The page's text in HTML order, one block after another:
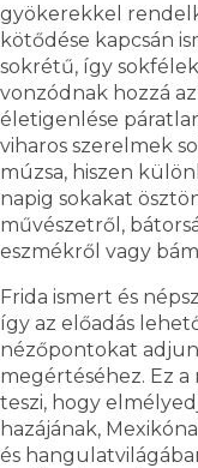
gyökerekkel
kötődése kapcsán
sokrétű, így
vonzódnak hozzá
életigenlése
viharos szerelmek
múzsa, hiszen
napig sokakat
művészetről,
eszmékről vagy
Frida ismert és
így az előadás
nézőpontokat
megértéséhez. Ez
teszi, hogy
hazájának,
és